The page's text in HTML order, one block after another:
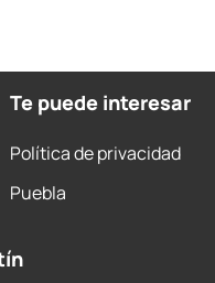
Te puede interesar
Política de privacidad
Puebla